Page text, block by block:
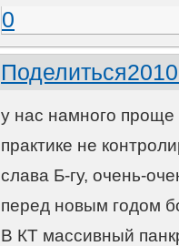
0
Поделиться
у нас намного
практике не
слава Б-гу, очень-
перед новым годом
В КТ массивный